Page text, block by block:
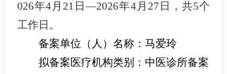
026年4月 21 日—2026年4月 27 日 ，共5个
工作日。
备案单位（人）名称： 马爱玲
拟备案医疗机构类别：中医诊所备案